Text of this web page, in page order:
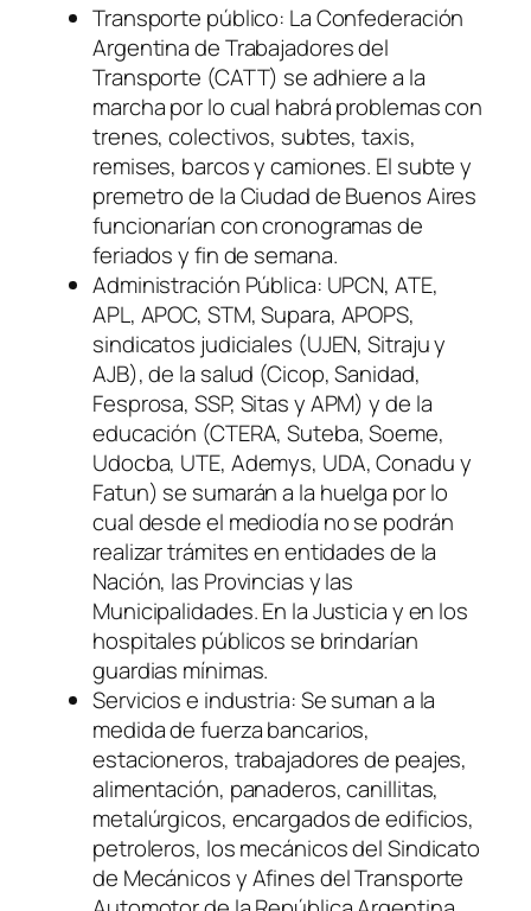
Transporte público: La Confederación
Argentina de Trabajadores del
Transporte (CATT) se adhiere a la
marcha por lo cual habrá problemas con
trenes, colectivos, subtes, taxis,
remises, barcos y camiones. El subte y
premetro de la Ciudad de Buenos Aires
funcionarían con cronogramas de
feriados y fin de semana.
Administración Pública: UPCN, ATE,
APL, APOC, STM, Supara, APOPS,
sindicatos judiciales (UJEN, Sitraju y
AJB), de la salud (Cicop, Sanidad,
Fesprosa, SSP, Sitas y APM) y de la
educación (CTERA, Suteba, Soeme,
Udocba, UTE, Ademys, UDA, Conadu y
Fatun) se sumarán a la huelga por lo
cual desde el mediodía no se podrán
realizar trámites en entidades de la
Nación, las Provincias y las
Municipalidades. En la Justicia y en los
hospitales públicos se brindarían
guardias mínimas.
Servicios e industria: Se suman a la
medida de fuerza bancarios,
estacioneros, trabajadores de peajes,
alimentación, panaderos, canillitas,
metalúrgicos, encargados de edificios,
petroleros, los mecánicos del Sindicato
de Mecánicos y Afines del Transporte